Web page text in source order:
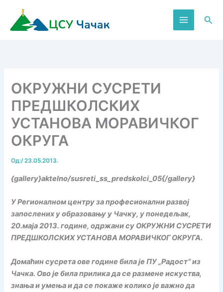
садржај
ОКРУЖНИ СУСРЕТИ
ПРЕДШКОЛСКИХ
УСТАНОВА МОРАВИЧКОГ
ОКРУГА
Од:/23.05.2013.
{gallery}aktelno/susreti_ss_predskolci_05{/gallery}
У Регионалном центру за професионални развој
запослених у образовању у Чачку, у понедељак,
20.маја 2013. године, одржани су ОКРУЖНИ СУСРЕТИ
ПРЕДШКОЛСКИХ УСТАНОВА МОРАВИЧКОГ ОКРУГА.
Домаћин сусрета ове године била је ПУ „Радост“ из
Чачка. Ово је била прилика да се размене искуства,
знања и умења и да се покаже колико је важно да